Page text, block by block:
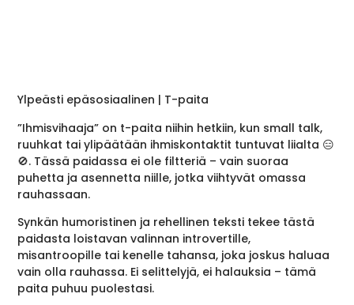
Ylpeästi epäsosiaalinen | T-paita
”Ihmisvihaaja” on t-paita niihin hetkiin, kun small talk,
ruuhkat tai ylipäätään ihmiskontaktit tuntuvat liialta 😑
🚫. Tässä paidassa ei ole filtteriä – vain suoraa
puhetta ja asennetta niille, jotka viihtyvät omassa
rauhassaan.
Synkän humoristinen ja rehellinen teksti tekee tästä
paidasta loistavan valinnan introvertille,
misantroopille tai kenelle tahansa, joka joskus haluaa
vain olla rauhassa. Ei selittelyjä, ei halauksia – tämä
paita puhuu puolestasi.